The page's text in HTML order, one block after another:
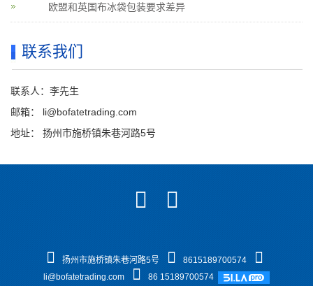
欧盟和英国布冰袋包装要求差异
联系我们
联系人：李先生
邮箱：
li@bofatetrading.com
地址： 扬州市施桥镇朱巷河路5号
扬州市施桥镇朱巷河路5号
8615189700574
li@bofatetrading.com
86 15189700574